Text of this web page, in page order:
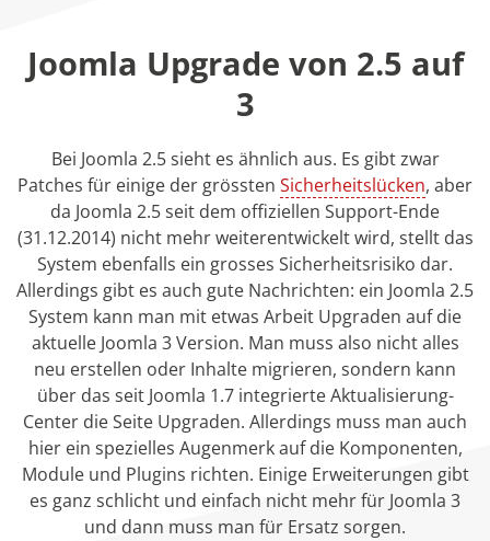
Joomla Upgrade von 2.5 auf
3
Bei Joomla 2.5 sieht es ähnlich aus. Es gibt zwar
Patches für einige der grössten Sicherheitslücken, aber
da Joomla 2.5 seit dem offiziellen Support-Ende
(31.12.2014) nicht mehr weiterentwickelt wird, stellt das
System ebenfalls ein grosses Sicherheitsrisiko dar.
Allerdings gibt es auch gute Nachrichten: ein Joomla 2.5
System kann man mit etwas Arbeit Upgraden auf die
aktuelle Joomla 3 Version. Man muss also nicht alles
neu erstellen oder Inhalte migrieren, sondern kann
über das seit Joomla 1.7 integrierte Aktualisierung-
Center die Seite Upgraden. Allerdings muss man auch
hier ein spezielles Augenmerk auf die Komponenten,
Module und Plugins richten. Einige Erweiterungen gibt
es ganz schlicht und einfach nicht mehr für Joomla 3
und dann muss man für Ersatz sorgen.